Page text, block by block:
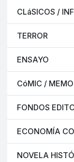
CLáSICOS /
TERROR
ENSAYO
CóMIC /
FONDOS
ECONOMÍA
NOVELA